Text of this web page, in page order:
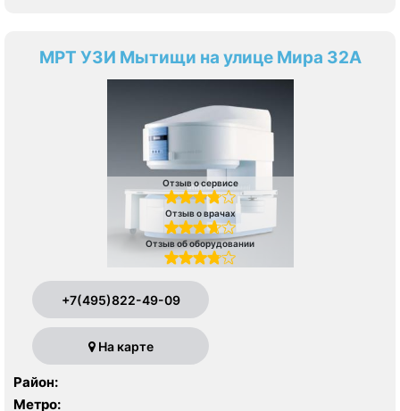
МРТ УЗИ Мытищи на улице Мира 32А
Отзыв о сервисе
Отзыв о врачах
Отзыв об оборудовании
+7(495)822-49-09
На карте
Район:
Метро: